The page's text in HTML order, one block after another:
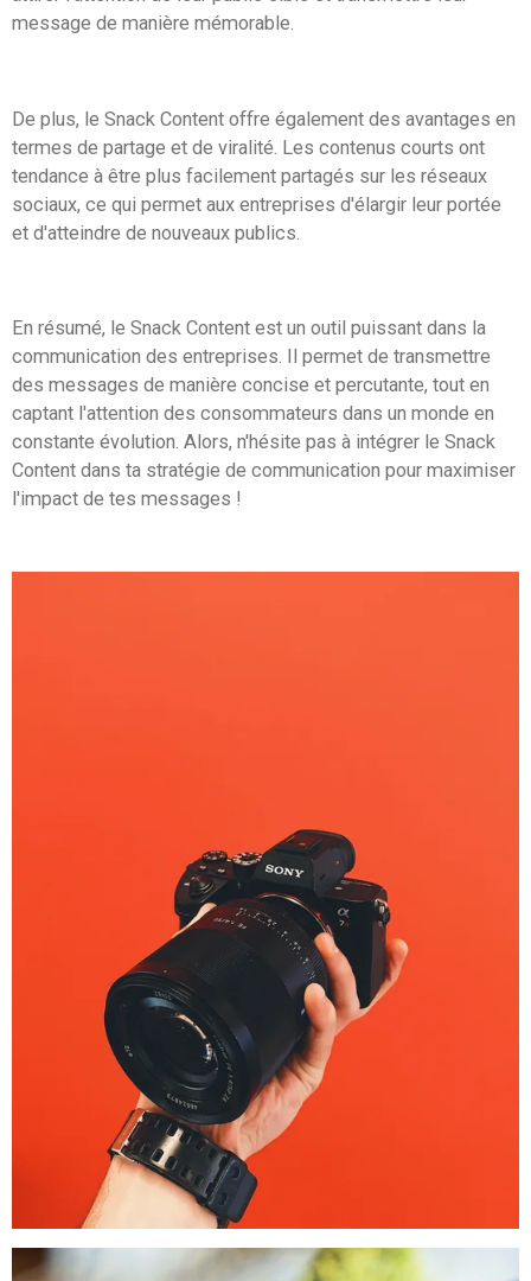
message de manière mémorable.
De plus, le Snack Content offre également des avantages en
termes de partage et de viralité. Les contenus courts ont
tendance à être plus facilement partagés sur les réseaux
sociaux, ce qui permet aux entreprises d'élargir leur portée
et d'atteindre de nouveaux publics.
En résumé, le Snack Content est un outil puissant dans la
communication des entreprises. Il permet de transmettre
des messages de manière concise et percutante, tout en
captant l'attention des consommateurs dans un monde en
constante évolution. Alors, n'hésite pas à intégrer le Snack
Content dans ta stratégie de communication pour maximiser
l'impact de tes messages !